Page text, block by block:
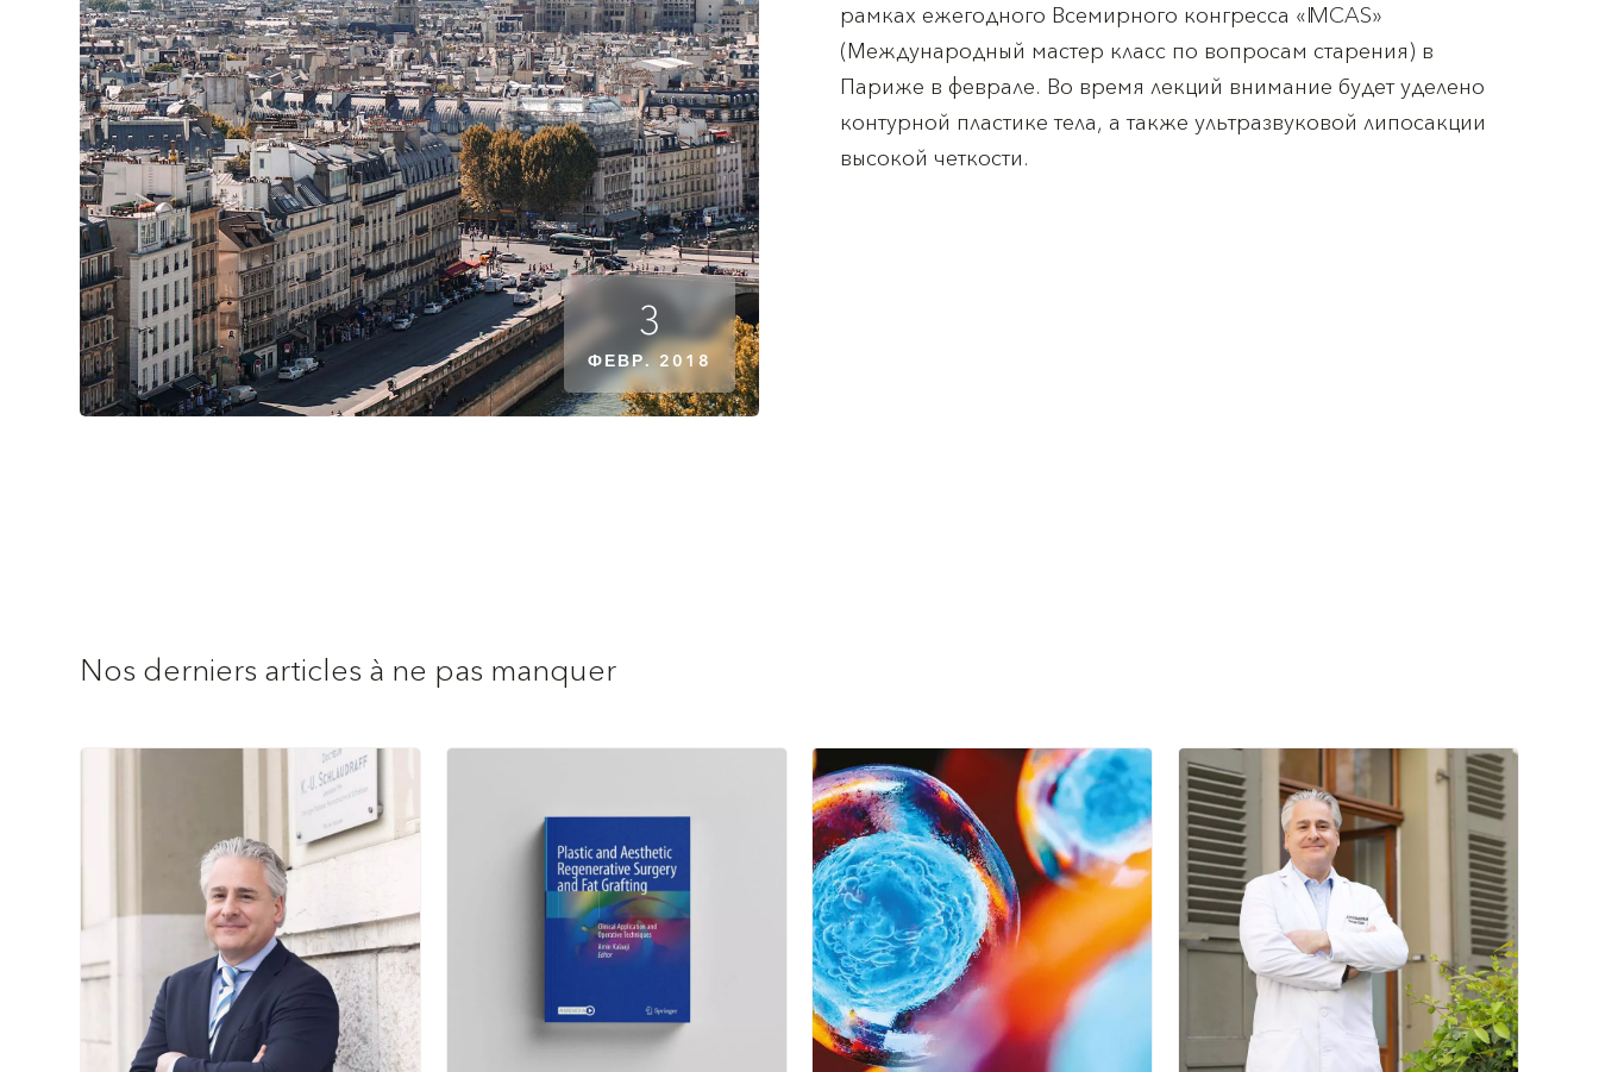
3
ФЕВР. 2018
рамках ежегодного Всемирного конгресса «IMCAS»
(Международный мастер класс по вопросам старения) в
Париже в феврале. Во время лекций внимание будет уделено
контурной пластике тела, а также ультразвуковой липосакции
высокой четкости.
Nos derniers articles à ne pas manquer